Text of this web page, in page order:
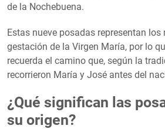
de la Nochebuena.
Estas nueve posadas representan los
gestación de la Virgen María, por lo
recuerda el camino que, según la
recorrieron María y José antes del
¿Qué significan las
su origen?